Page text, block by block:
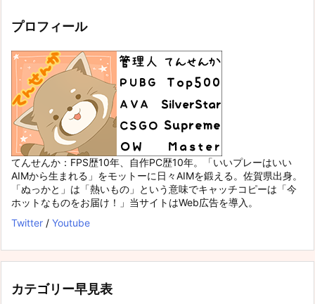
プロフィール
てんせんか：FPS歴10年、自作PC歴10年。「いいプレーはいい
AIMから生まれる」をモットーに日々AIMを鍛える。佐賀県出身。
「ぬっかと」は「熱いもの」という意味でキャッチコピーは「今
ホットなものをお届け！」当サイトはWeb広告を導入。
Twitter / Youtube
カテゴリー早見表